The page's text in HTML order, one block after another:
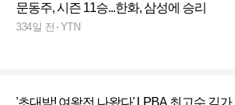
문동주, 시즌 11승...한화, 삼성에 승리
334일 전 YTN
'초대박! 여왕전 나왔다' LPBA 최고수 김가